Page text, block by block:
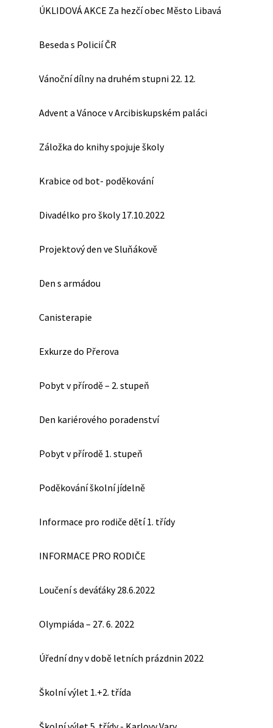
ÚKLIDOVÁ AKCE Za hezčí obec Město Libavá
Beseda s Policií ČR
Vánoční dílny na druhém stupni 22. 12.
Advent a Vánoce v Arcibiskupském paláci
Záložka do knihy spojuje školy
Krabice od bot- poděkování
Divadélko pro školy 17.10.2022
Projektový den ve Sluňákově
Den s armádou
Canisterapie
Exkurze do Přerova
Pobyt v přírodě – 2. stupeň
Den kariérového poradenství
Pobyt v přírodě 1. stupeň
Poděkování školní jídelně
Informace pro rodiče dětí 1. třídy
INFORMACE PRO RODIČE
Loučení s deváťáky 28.6.2022
Olympiáda – 27. 6. 2022
Úřední dny v době letních prázdnin 2022
Školní výlet 1.+2. třída